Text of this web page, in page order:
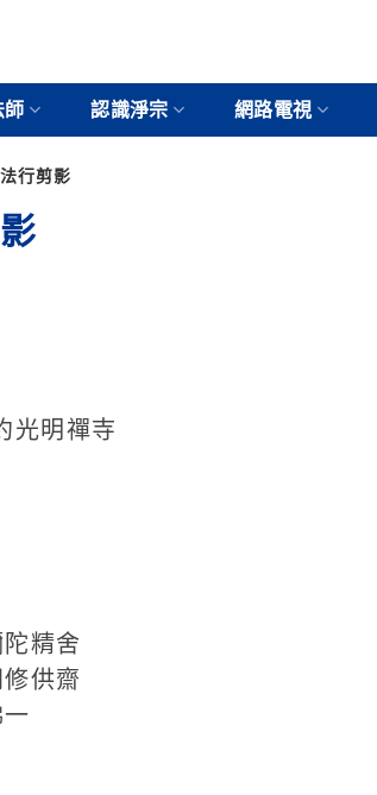
師 認識淨宗 網路電視
行剪影
光明禪寺
精舍
供齋